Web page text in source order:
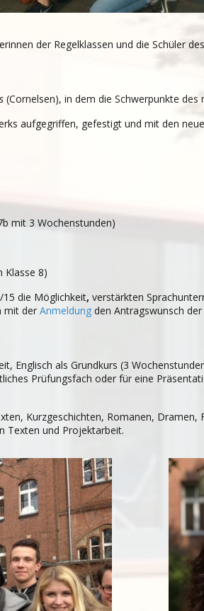
der Regelklassen und die Schüler
(Cornelsen), in dem die Schwerpunkte
aufgegriffen, gefestigt und mit den
mit 3 Wochenstunden)
Klasse 8)
15 die Möglichkeit, verstärkten
mit der Anmel­dung den Antrags­wunsch
Eng­lisch als Grund­kurs (3
Prü­fungs­fach oder für eine
Kurz­ge­schich­ten, Roma­nen,
Tex­ten und Pro­jekt­ar­beit.